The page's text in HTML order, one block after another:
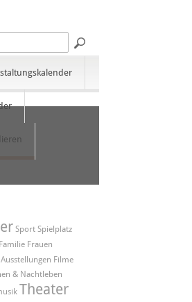
Sport Spielplatz
Familie Frauen
Ausstellungen Filme
& Nachtleben
Theater